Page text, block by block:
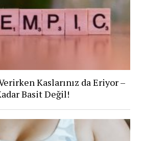
Kaslarınız da Eriyor –
Basit Değil!